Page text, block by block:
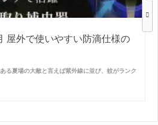
屋外で使いやすい防滴仕様の
る夏場の大敵と言えば紫外線に並び、蚊がランク